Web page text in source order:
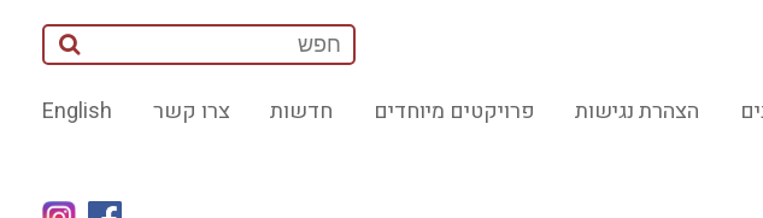
English צרו קשר חדשות פרויקטים מיוחדים הצהרת נגישות